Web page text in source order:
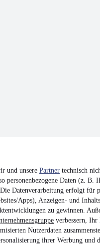
und unsere Partner technisch
personenbezogene Daten (z. B.
Datenverarbeitung erfolgt für
Apps), Anzeigen- und
zu gewinnen.
verbessern, Ihr
Nutzerdaten
ihrer Werbung und